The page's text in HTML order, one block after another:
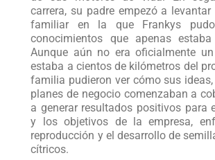
carrera, su padre empezó a levantar
familiar en la que Frankys
conocimientos que apenas estaba
Aunque aún no era oficialmente
estaba a cientos de kilómetros del
familia pudieron ver cómo sus
planes de negocio comenzaban a
a generar resultados positivos para
y los objetivos de la empresa,
reproducción y el desarrollo de
cítricos.